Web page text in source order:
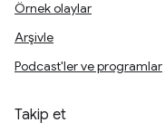
Örnek olaylar
Arşivle
Podcast'ler ve programlar
Takip et